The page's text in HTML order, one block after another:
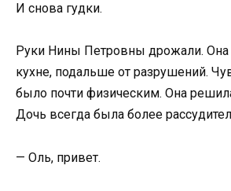
И снова гудки.
Руки Нины Петровны дрожали. Она
кухне, подальше от разрушений.
было почти физическим. Она
Дочь всегда была более
— Оль, привет.